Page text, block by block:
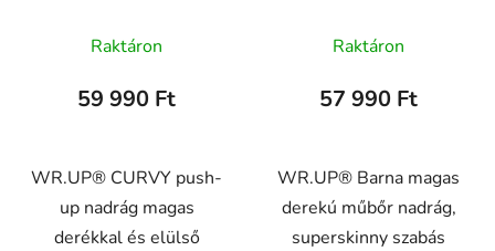
WRUP1HC002NS
Raktáron
59 990 Ft
WR.UP® CURVY push-
up nadrág magas
derékkal és elülső
RE(MOVE)
WRUP2HC006PREC,
Raktáron
57 990 Ft
WR.UP® Barna magas
derekú műbőr nadrág,
superskinny szabás